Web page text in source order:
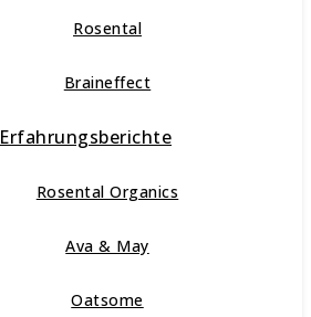
Rosental
Braineffect
Erfahrungsberichte
Rosental Organics
Ava & May
Oatsome